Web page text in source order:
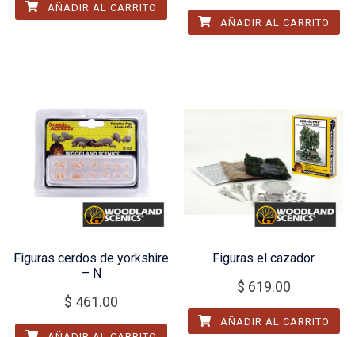
AÑADIR AL CARRITO
AÑADIR AL CARRITO
Figuras cerdos de yorkshire
– N
$ 461.00
Figuras el cazador
$ 619.00
AÑADIR AL CARRITO